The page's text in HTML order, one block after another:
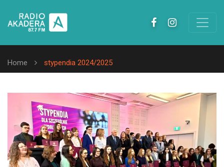
Home stypendia 2024/2025